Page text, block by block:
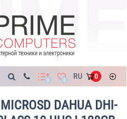
0 0 RU 0
DAHUA DHI-